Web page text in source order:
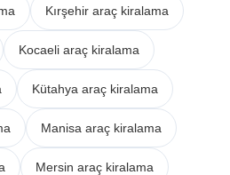
Kırşehir araç kiralama
Kocaeli araç kiralama
Kütahya araç kiralama
Manisa araç kiralama
Mersin araç kiralama